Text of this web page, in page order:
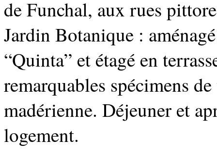
de Funchal, aux rues
Jardin Botanique :
“Quinta” et étagé en
remarquables spécimens
madérienne. Déjeuner et
logement.